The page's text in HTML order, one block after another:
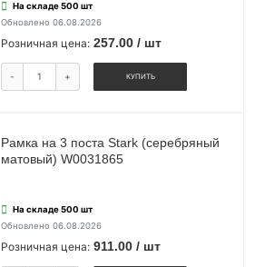
На складе 500 шт
Обновлено 06.08.2026
Розничная цена: 257.00 / шт
- + КУПИТЬ
Рамка на 3 поста Stark (серебряный
матовый) W0031865
На складе 500 шт
Обновлено 06.08.2026
Розничная цена: 911.00 / шт